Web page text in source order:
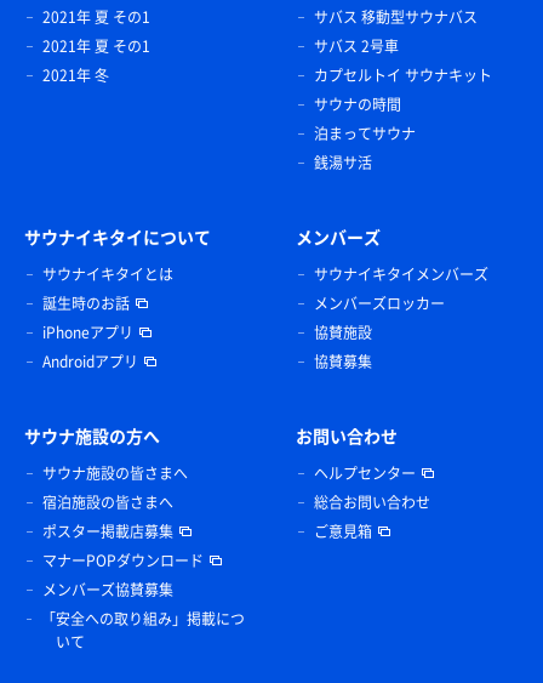
2021年 夏 その1
2021年 夏 その1
2021年 冬
サバス 移動型サウナバス
サバス 2号車
カプセルトイ サウナキット
サウナの時間
泊まってサウナ
銭湯サ活
サウナイキタイについて
サウナイキタイとは
誕生時のお話
iPhoneアプリ
Androidアプリ
メンバーズ
サウナイキタイメンバーズ
メンバーズロッカー
協賛施設
協賛募集
サウナ施設の方へ
サウナ施設の皆さまへ
宿泊施設の皆さまへ
ポスター掲載店募集
マナーPOPダウンロード
メンバーズ協賛募集
「安全への取り組み」掲載につ
いて
お問い合わせ
ヘルプセンター
総合お問い合わせ
ご意見箱